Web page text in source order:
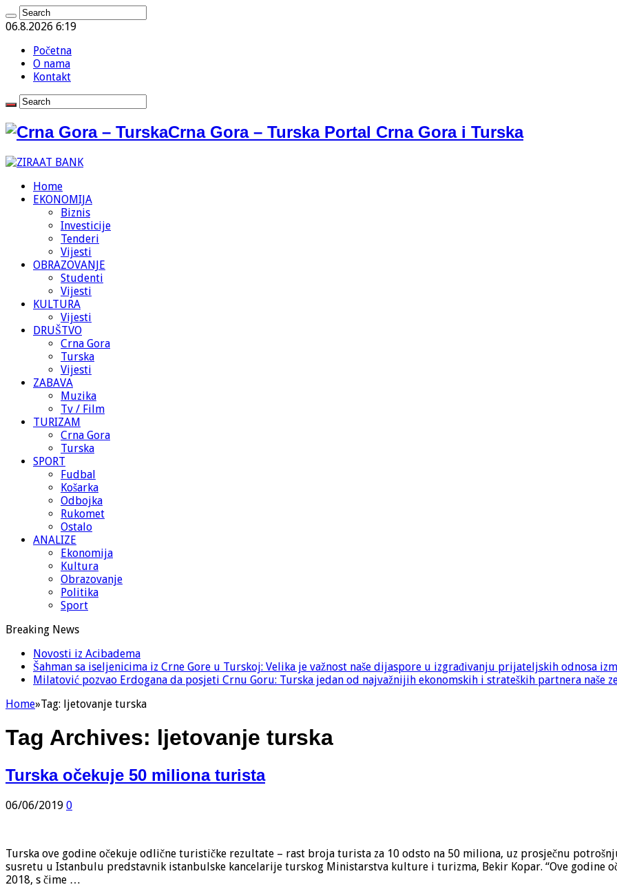
06.8.2026 6:19
Početna
O nama
Kontakt
Crna Gora – Turska Portal Crna Gora i Turska
Home
EKONOMIJA
Biznis
Investicije
Tenderi
Vijesti
OBRAZOVANJE
Studenti
Vijesti
KULTURA
Vijesti
DRUŠTVO
Crna Gora
Turska
Vijesti
ZABAVA
Muzika
Tv / Film
TURIZAM
Crna Gora
Turska
SPORT
Fudbal
Košarka
Odbojka
Rukomet
Ostalo
ANALIZE
Ekonomija
Kultura
Obrazovanje
Politika
Sport
Breaking News
Novosti iz Acibadema
Šahman sa iseljenicima iz Crne Gore u Turskoj: Velika je važnost naše dijaspore u izgrađivanju prijateljskih odnosa
Milatović pozvao Erdogana da posjeti Crnu Goru: Turska jedan od najvažnijih ekonomskih i strateških partnera naše
Home»Tag: ljetovanje turska
Tag Archives: ljetovanje turska
Turska očekuje 50 miliona turista
06/06/2019 0
Turska ove godine očekuje odlične turističke rezultate – rast broja turista za 10 odsto na 50 miliona, uz prosječnu
susretu u Istanbulu predstavnik istanbulske kancelarije turskog Ministarstva kulture i turizma, Bekir Kopar. “Ove godine
2018, s čime …